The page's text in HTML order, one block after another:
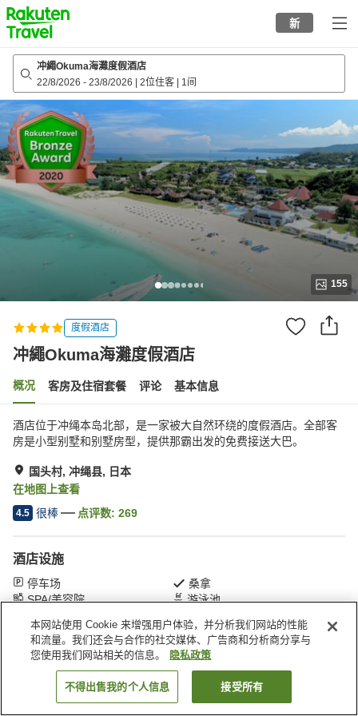
to
top
page
新
冲繩Okuma海灘度假酒店
22/8/2026 - 23/8/2026 2位住客 1间
155
度假酒店
冲繩Okuma海灘度假酒店
概况 客房及住宿套餐 评论 基本信息
酒店位于冲绳本岛北部，是一家被大自然环绕的度假酒店。全部客
房是小型别墅和别墅房型，提供那霸出发的免费接送大巴。
国头村, 冲绳县, 日本
在地图上查看
4.5 很棒 点评数: 269
酒店设施
停车场
桑拿
SPA/美容院
游泳池
首页 日本 冲绳县 国头村 冲繩Okuma海灘度假酒店
搜索客房
本网站使用 Cookie 来增强用户体验，并分析我们网站的性能
和流量。我们还会与合作的社交媒体、广告商和分析商分享与
您使用我们网站相关的信息。
隐私政策
不得出售我的个人信息 接受所有